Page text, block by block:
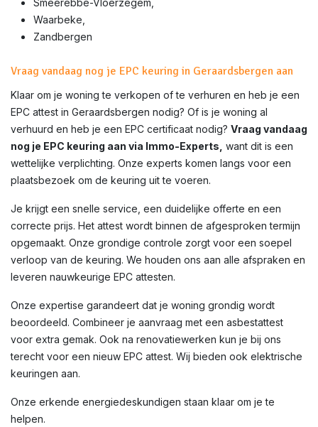
Smeerebbe-Vloerzegem,
Waarbeke,
Zandbergen
Vraag vandaag nog je EPC keuring in Geraardsbergen aan
Klaar om je woning te verkopen of te verhuren en heb je een
EPC attest in Geraardsbergen nodig? Of is je woning al
verhuurd en heb je een EPC certificaat nodig? Vraag vandaag
nog je EPC keuring aan via Immo-Experts, want dit is een
wettelijke verplichting. Onze experts komen langs voor een
plaatsbezoek om de keuring uit te voeren.
Je krijgt een snelle service, een duidelijke offerte en een
correcte prijs. Het attest wordt binnen de afgesproken termijn
opgemaakt. Onze grondige controle zorgt voor een soepel
verloop van de keuring. We houden ons aan alle afspraken en
leveren nauwkeurige EPC attesten.
Onze expertise garandeert dat je woning grondig wordt
beoordeeld. Combineer je aanvraag met een asbestattest
voor extra gemak. Ook na renovatiewerken kun je bij ons
terecht voor een nieuw EPC attest. Wij bieden ook elektrische
keuringen aan.
Onze erkende energiedeskundigen staan klaar om je te
helpen.